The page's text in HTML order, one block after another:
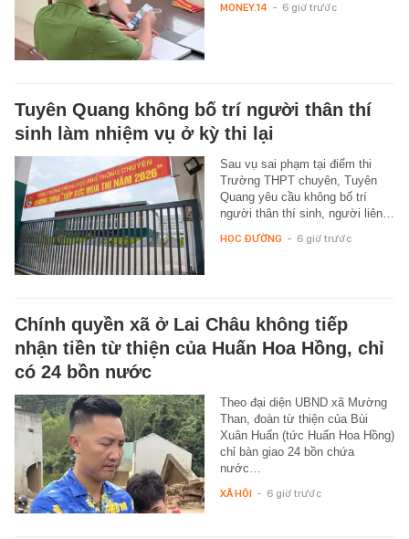
MONEY.14 - 6 giờ trước
Tuyên Quang không bố trí người thân thí
sinh làm nhiệm vụ ở kỳ thi lại
Sau vụ sai phạm tại điểm thi
Trường THPT chuyên, Tuyên
Quang yêu cầu không bố trí
người thân thí sinh, người liên…
HỌC ĐƯỜNG - 6 giờ trước
Chính quyền xã ở Lai Châu không tiếp
nhận tiền từ thiện của Huấn Hoa Hồng, chỉ
có 24 bồn nước
Theo đại diện UBND xã Mường
Than, đoàn từ thiện của Bùi
Xuân Huấn (tức Huấn Hoa Hồng)
chỉ bàn giao 24 bồn chứa
nước…
XÃ HỘI - 6 giờ trước